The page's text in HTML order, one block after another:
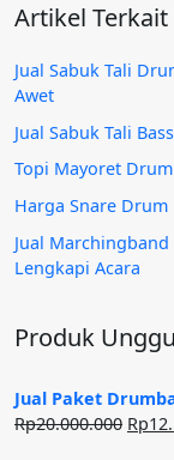
Artikel Terkait
Jual Sabuk Tali
Awet
Jual Sabuk Tali
Topi Mayoret
Harga Snare Drum
Jual
Lengkapi Acara
Produk
Jual Paket
Rp20.000.000 Rp